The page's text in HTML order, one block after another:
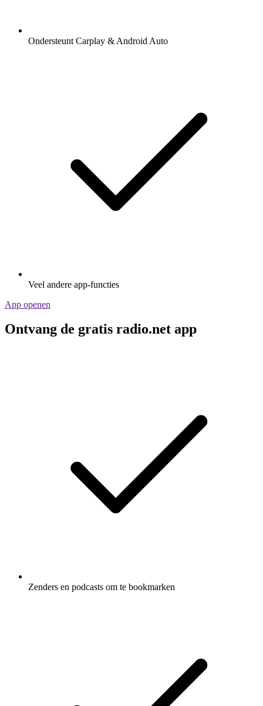
Ondersteunt Carplay & Android Auto
Veel andere app-functies
App openen
Ontvang de gratis radio.net app
Zenders en podcasts om te bookmarken